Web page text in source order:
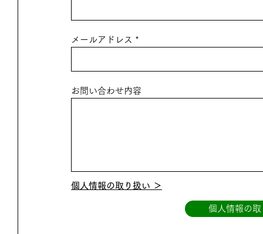
メールアドレス
お問い合わせ内容
個人情報の取り扱い ＞
個人情報の